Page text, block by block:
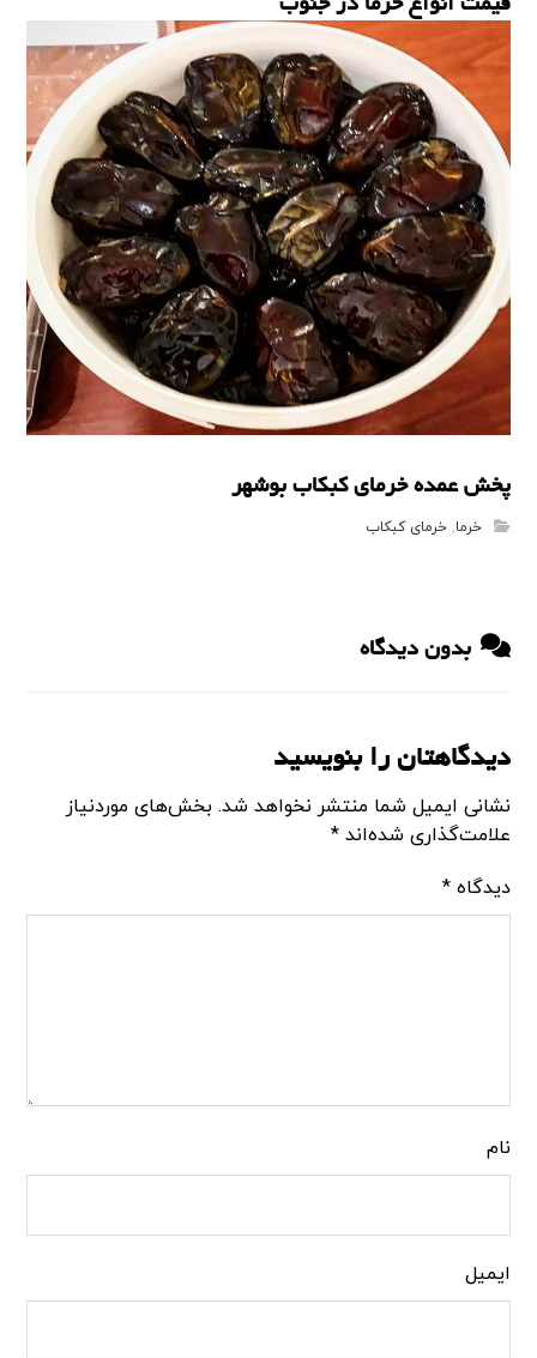
قیمت انواع خرما در جنوب
پخش عمده خرمای کبکاب بوشهر
خرما,خرمای کبکاب
بدون دیدگاه
دیدگاهتان را بنویسید
نشانی ایمیل شما منتشر نخواهد شد. بخش‌های موردنیاز
علامت‌گذاری شده‌اند*
دیدگاه*
نام
ایمیل